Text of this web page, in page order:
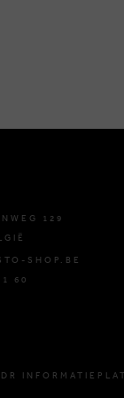
129
SHOP.BE
60